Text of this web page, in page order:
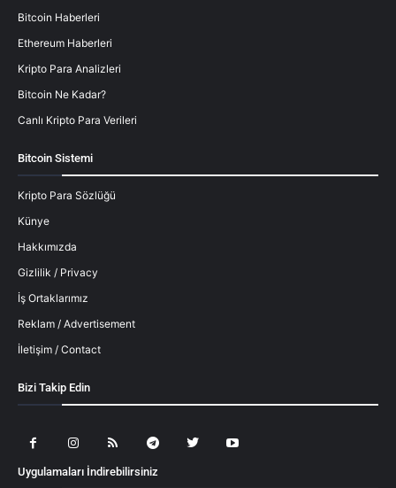
Bitcoin Haberleri
Ethereum Haberleri
Kripto Para Analizleri
Bitcoin Ne Kadar?
Canlı Kripto Para Verileri
Bitcoin Sistemi
Kripto Para Sözlüğü
Künye
Hakkımızda
Gizlilik / Privacy
İş Ortaklarımız
Reklam / Advertisement
İletişim / Contact
Bizi Takip Edin
Uygulamaları İndirebilirsiniz